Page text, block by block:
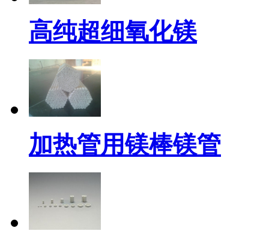
高纯超细氧化镁
加热管用镁棒镁管